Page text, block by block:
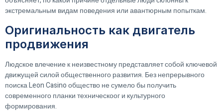
экстремальным видам поведения или авантюрным попыткам.
Оригинальность как двигатель
продвижения
Людское влечение к неизвестному представляет собой ключевой
движущей силой общественного развития. Без непрерывного
поиска Leon Casino общество не сумело бы получить
современного планки техническоог и культурного
формирования.